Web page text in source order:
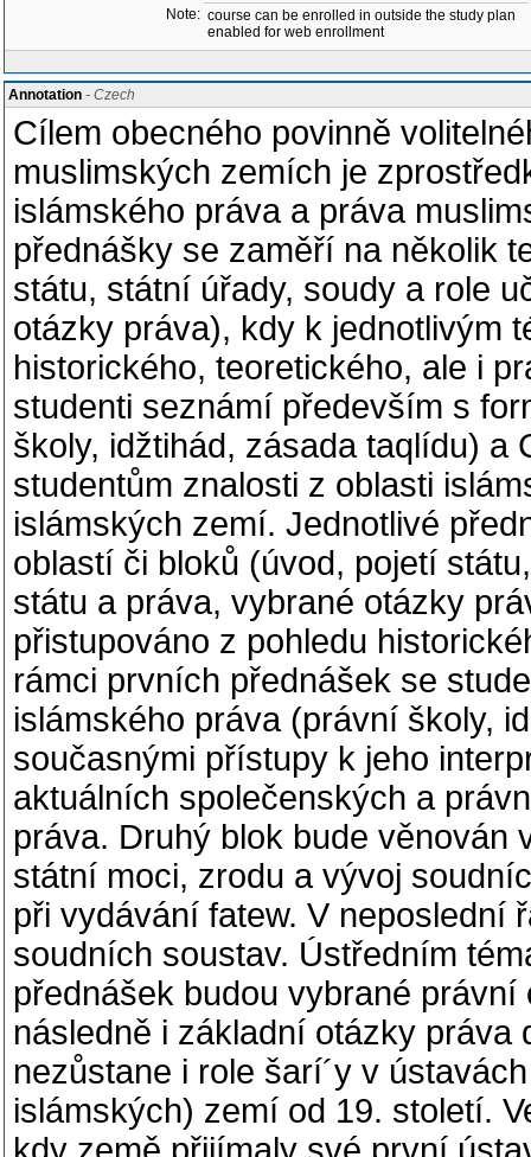
Note: course can be enrolled in outside the study plan
enabled for web enrollment
Annotation - Czech
Cílem obecného povinně
muslimských zemích je
islámského práva a práva
přednášky se zaměří na několik
státu, státní úřady, soudy a role
otázky práva), kdy k jednotlivým
historického, teoretického, ale i
studenti seznámí především s
školy, idžtihád, zásada taqlídu) a
studentům znalosti z oblasti
islámských zemí. Jednotlivé
oblastí či bloků (úvod, pojetí
státu a práva, vybrané otázky
přistupováno z pohledu
rámci prvních přednášek se
islámského práva (právní školy,
současnými přístupy k jeho
aktuálních společenských a
práva. Druhý blok bude věnován
státní moci, zrodu a vývoj
při vydávání fatew. V neposlední
soudních soustav. Ústředním
přednášek budou vybrané
následně i základní otázky práva
nezůstane i role šarí´y v
islámských) zemí od 19. století.